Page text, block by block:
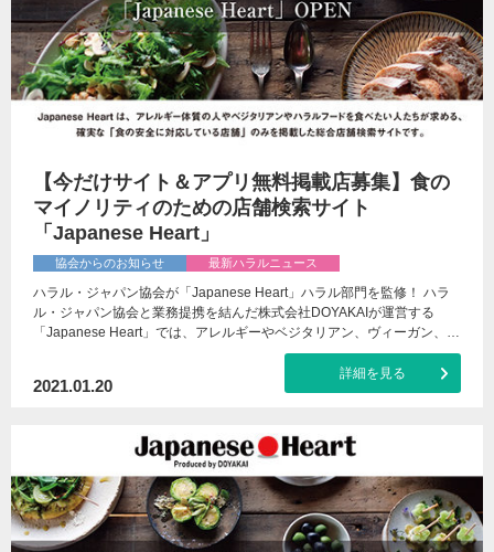
【今だけサイト＆アプリ無料掲載店募集】食の
マイノリティのための店舗検索サイト
「Japanese Heart」
協会からのお知らせ 最新ハラルニュース
ハラル・ジャパン協会が「Japanese Heart」ハラル部門を監修！ ハラ
ル・ジャパン協会と業務提携を結んだ株式会社DOYAKAIが運営する
「Japanese Heart」では、アレルギーやベジタリアン、ヴィーガン、…
2021.01.20
詳細を見る